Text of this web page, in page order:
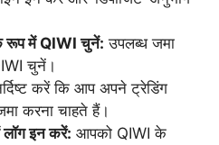
रूप में QIWI चुनें: उपलब्ध जमा
चुनें।
करें कि आप अपने ट्रेडिंग
करना चाहते हैं।
इन करें: आपको QIWI के